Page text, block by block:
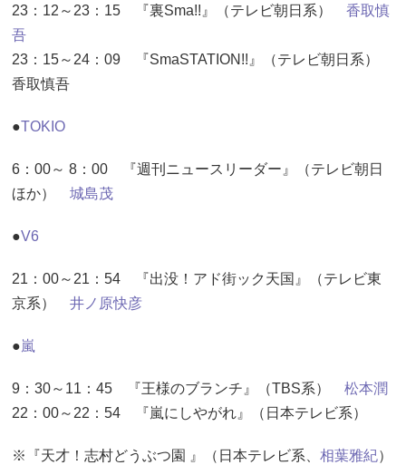
23：12～23：15 『裏Sma!!』（テレビ朝日系） 香取慎
吾
23：15～24：09 『SmaSTATION!!』（テレビ朝日系）
香取慎吾
●TOKIO
6：00～ 8：00 『週刊ニュースリーダー』（テレビ朝日
ほか） 城島茂
●V6
21：00～21：54 『出没！アド街ック天国』（テレビ東
京系） 井ノ原快彦
●嵐
9：30～11：45 『王様のブランチ』（TBS系） 松本潤
22：00～22：54 『嵐にしやがれ』（日本テレビ系）
※『天才！志村どうぶつ園 』（日本テレビ系、 相葉雅紀）